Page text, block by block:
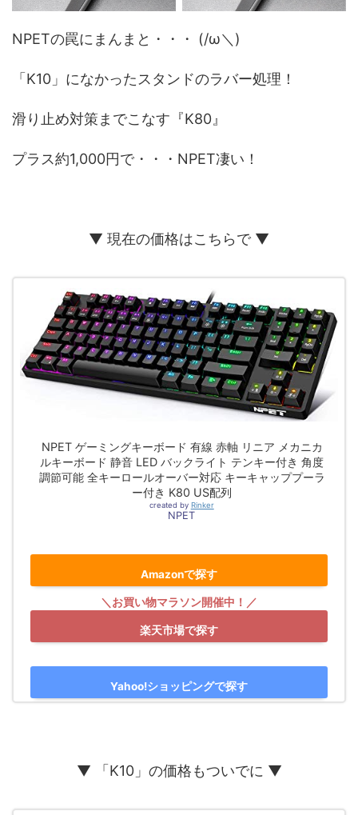
NPETの罠にまんまと・・・ (/ω＼)
「K10」になかったスタンドのラバー処理！
滑り止め対策までこなす『K80』
プラス約1,000円で・・・NPET凄い！
▼ 現在の価格はこちらで ▼
NPET ゲーミングキーボード 有線 赤軸 リニア メカニカ
ルキーボード 静音 LED バックライト テンキー付き 角度
調節可能 全キーロールオーバー対応 キーキャッププーラ
ー付き K80 US配列
created by Rinker
NPET
Amazonで探す
楽天市場で探す
Yahoo!ショッピングで探す
▼ 「K10」の価格もついでに ▼